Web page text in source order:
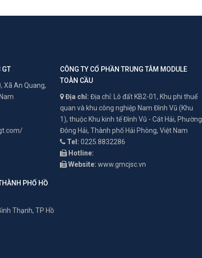
GT
Xã An Quang,
CÔNG TY CỔ PHẦN TRUNG TÂM MODULE
TOÀN CẦU
Địa chỉ: Địa chỉ: Lô đất KB2-01, Khu phi thuế
quan và khu công nghiệp Nam Đình Vũ (Khu
1), thuộc Khu kinh tế Đình Vũ - Cát Hải, Phường
Đông Hải, Thành phố Hải Phòng, Việt Nam
Tel: 0225.8832286
Hotline:
Website: www.gmcjsc.vn
PHỐ HỒ
Thạnh, TP Hồ